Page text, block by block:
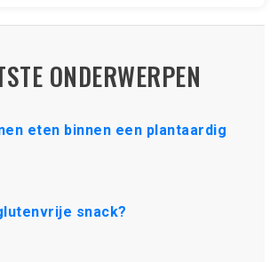
ONDERWERPEN
eten binnen een plantaardig
snack?